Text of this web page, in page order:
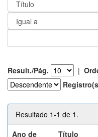
Result./Pág. |
Resultado 1-1 de 1.
Ano de
Título